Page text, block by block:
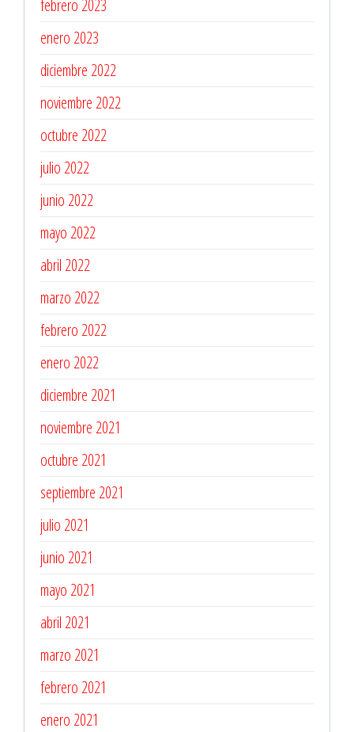
febrero 2023
enero 2023
diciembre 2022
noviembre 2022
octubre 2022
julio 2022
junio 2022
mayo 2022
abril 2022
marzo 2022
febrero 2022
enero 2022
diciembre 2021
noviembre 2021
octubre 2021
septiembre 2021
julio 2021
junio 2021
mayo 2021
abril 2021
marzo 2021
febrero 2021
enero 2021